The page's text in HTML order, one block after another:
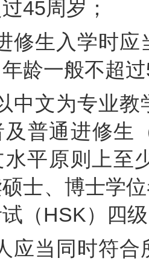
45周岁；
修生入学时
年龄一般不超
中文为专业
及普通进修生
平原则上至
士、博士学
（HSK）四
应当同时符